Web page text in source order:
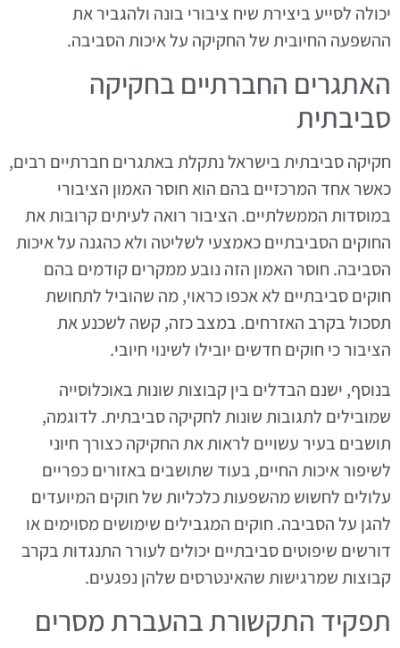
יכולה לסייע ביצירת שיח ציבורי בונה ולהגביר את
ההשפעה החיובית של החקיקה על איכות הסביבה.
האתגרים החברתיים בחקיקה
סביבתית
חקיקה סביבתית בישראל נתקלת באתגרים חברתיים רבים,
כאשר אחד המרכזיים בהם הוא חוסר האמון הציבורי
במוסדות הממשלתיים. הציבור רואה לעיתים קרובות את
החוקים הסביבתיים כאמצעי לשליטה ולא כהגנה על איכות
הסביבה. חוסר האמון הזה נובע ממקרים קודמים בהם
חוקים סביבתיים לא אכפו כראוי, מה שהוביל לתחושת
תסכול בקרב האזרחים. במצב כזה, קשה לשכנע את
הציבור כי חוקים חדשים יובילו לשינוי חיובי.
בנוסף, ישנם הבדלים בין קבוצות שונות באוכלוסייה
שמובילים לתגובות שונות לחקיקה סביבתית. לדוגמה,
תושבים בעיר עשויים לראות את החקיקה כצורך חיוני
לשיפור איכות החיים, בעוד שתושבים באזורים כפריים
עלולים לחשוש מהשפעות כלכליות של חוקים המיועדים
להגן על הסביבה. חוקים המגבילים שימושים מסוימים או
דורשים שיפוטים סביבתיים יכולים לעורר התנגדות בקרב
קבוצות שמרגישות שהאינטרסים שלהן נפגעים.
תפקיד התקשורת בהעברת מסרים